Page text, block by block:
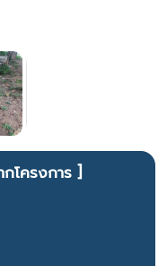
โครงการ ]